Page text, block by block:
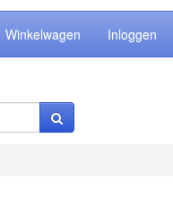
Winkelwagen Inloggen